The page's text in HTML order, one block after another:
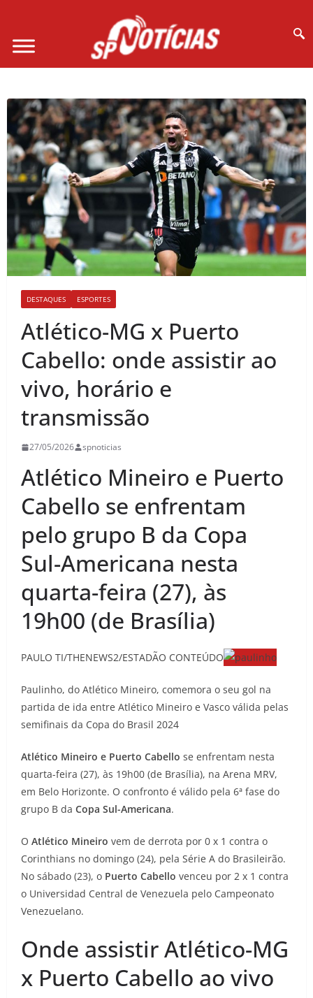
DESTAQUES ESPORTES
Atlético-MG x Puerto
Cabello: onde assistir ao
vivo, horário e
transmissão
27/05/2026 spnoticias
Atlético Mineiro e Puerto
Cabello se enfrentam
pelo grupo B da Copa
Sul-Americana nesta
quarta-feira (27), às
19h00 (de Brasília)
PAULO TI/THENEWS2/ESTADÃO CONTEÚDO
Paulinho, do Atlético Mineiro, comemora o seu gol na
partida de ida entre Atlético Mineiro e Vasco válida pelas
semifinais da Copa do Brasil 2024
Atlético Mineiro e Puerto Cabello se enfrentam nesta
quarta-feira (27), às 19h00 (de Brasília), na Arena MRV,
em Belo Horizonte. O confronto é válido pela 6ª fase do
grupo B da Copa Sul-Americana.
O Atlético Mineiro vem de derrota por 0 x 1 contra o
Corinthians no domingo (24), pela Série A do Brasileirão.
No sábado (23), o Puerto Cabello venceu por 2 x 1 contra
o Universidad Central de Venezuela pelo Campeonato
Venezuelano.
Onde assistir Atlético-MG
x Puerto Cabello ao vivo